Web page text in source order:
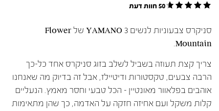
50 חוות דעת
סניקרס צבעוניות לנשים YAMANO 3 של Flower
Mountain.
צריך קצת תעוזה בשביל לשלב בזוג סניקרס אחד כל-כך
הרבה צבעים, טקסטורות ודיטיילז, אבל זה בדיוק מה שאנחנו
אוהבים בפלאוור מאונטיין – הכל טבעי וחסר מאמץ. הנעליים
קלות משקל ועם אחיזה חזקה על האדמה, כך שהן מתאימות